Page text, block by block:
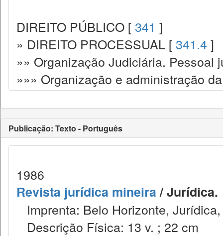
DIREITO PÚBLICO [ 341 ]
» DIREITO PROCESSUAL [ 341.4 ]
»» Organização Judiciária. Pessoal
»»» Organização e administração
Publicação: Texto - Português
1986
Revista jurídica mineira/ Jurídica.
Imprenta: Belo Horizonte,
Descrição Física: 13 v. ; 22 cm